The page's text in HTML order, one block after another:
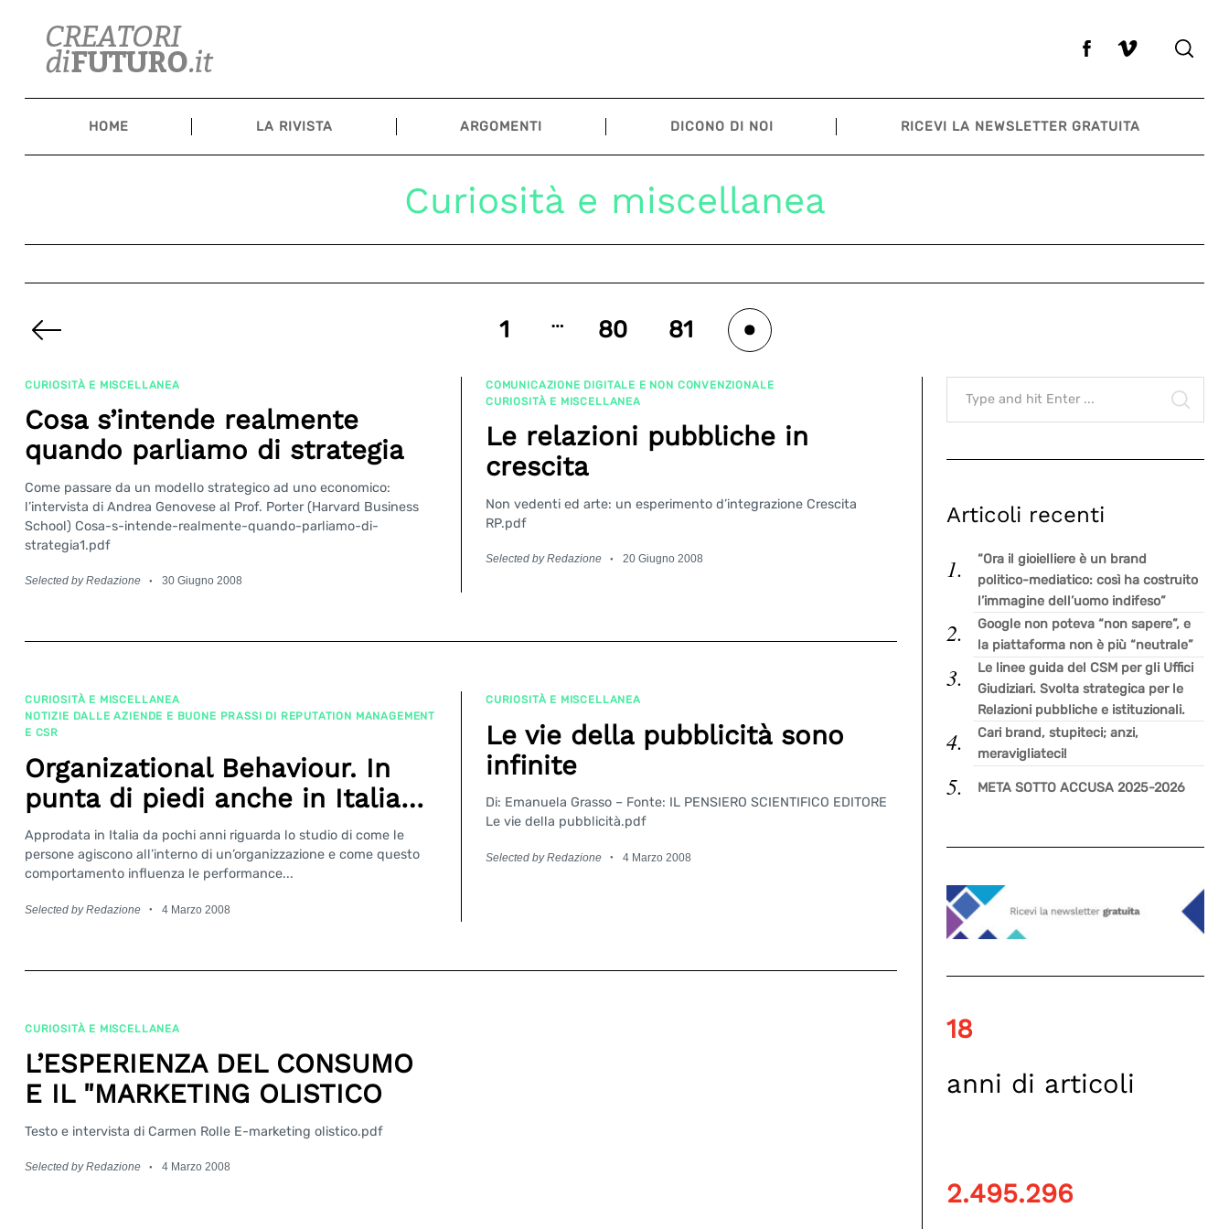
content
HOME LA RIVISTA ARGOMENTI DICONO DI NOI RICEVI LA NEWSLETTER GRATUITA
Curiosità e miscellanea
articoliPrevious
1 … 80
81
CURIOSITÀ E MISCELLANEA
Cosa s’intende realmente
quando parliamo di strategia
Come passare da un modello strategico ad uno economico:
l’intervista di Andrea Genovese al Prof. Porter (Harvard Business
School) Cosa-s-intende-realmente-quando-parliamo-di-
strategia1.pdf
Selected by Redazione 30 Giugno 2008
COMUNICAZIONE DIGITALE E NON CONVENZIONALE
CURIOSITÀ E MISCELLANEA
Le relazioni pubbliche in
crescita
Non vedenti ed arte: un esperimento d’integrazione Crescita
RP.pdf
Selected by Redazione 20 Giugno 2008
CURIOSITÀ E MISCELLANEA
NOTIZIE DALLE AZIENDE E BUONE PRASSI DI REPUTATION MANAGEMENT
E CSR
Organizational Behaviour. In
punta di piedi anche in Italia…
Approdata in Italia da pochi anni riguarda lo studio di come le
persone agiscono all’interno di un’organizzazione e come questo
comportamento influenza le performance...
Selected by Redazione 4 Marzo 2008
CURIOSITÀ E MISCELLANEA
Le vie della pubblicità sono
infinite
Di: Emanuela Grasso – Fonte: IL PENSIERO SCIENTIFICO EDITORE
Le vie della pubblicità.pdf
Selected by Redazione 4 Marzo 2008
CURIOSITÀ E MISCELLANEA
L’ESPERIENZA DEL CONSUMO
E IL "MARKETING OLISTICO
Testo e intervista di Carmen Rolle E-marketing olistico.pdf
Selected by Redazione 4 Marzo 2008
Search
for:
Articoli recenti
“Ora il gioielliere è un brand
politico-mediatico: così ha costruito
l’immagine dell’uomo indifeso”
Google non poteva “non sapere”, e
la piattaforma non è più “neutrale”
Le linee guida del CSM per gli Uffici
Giudiziari. Svolta strategica per le
Relazioni pubbliche e istituzionali.
Cari brand, stupiteci; anzi,
meravigliateci!
META SOTTO ACCUSA 2025-2026
18
anni di articoli
2.495.296
for: